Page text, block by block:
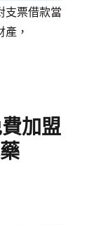
支票借款當
，
加盟